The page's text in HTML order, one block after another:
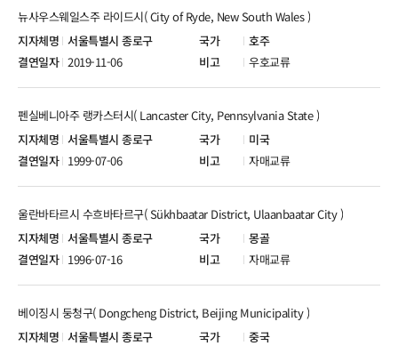
서울특별시 종로구 호주
뉴사우스웨일스주 라이드시( City of Ryde, New South Wales )
2019-11-06 우호교류
서울특별시 종로구 미국
펜실베니아주 랭카스터시( Lancaster City, Pennsylvania State )
1999-07-06 자매교류
서울특별시 종로구 몽골
울란바타르시 수흐바타르구( Sükhbaatar District, Ulaanbaatar City )
1996-07-16 자매교류
서울특별시 종로구 중국
베이징시 둥청구( Dongcheng District, Beijing Municipality )